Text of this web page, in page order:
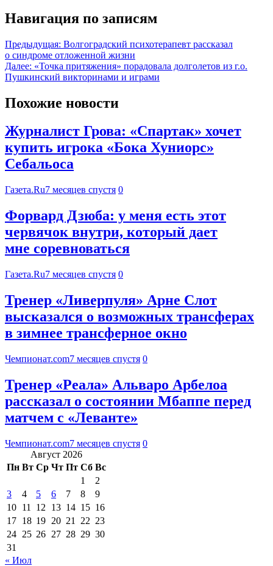
Навигация по записям
Предыдущая: Волгоградский психотерапевт рассказал
о синдроме отложенной жизни
Далее: «Точка притяжения» порадовала долголетов из г.о.
Пушкинский викторинами и играми
Похожие новости
Журналист Грова: «Спартак» хочет
купить игрока «Бока Хуниорс»
Себальоса
Газета.Ru7 месяцев спустя 0
Форвард Дзюба: у меня есть этот
червячок внутри, который дает
мне соревноваться
Газета.Ru7 месяцев спустя 0
Тренер «Ливерпуля» Арне Слот
высказался о возможных трансферах
в зимнее трансферное окно
Чемпионат.com7 месяцев спустя 0
Тренер «Реала» Альваро Арбелоа
рассказал о состоянии Мбаппе перед
матчем с «Леванте»
Чемпионат.com7 месяцев спустя 0
Август 2026
Пн Вт Ср Чт Пт Сб Вс
1
2
3
4 5 6 7 8
9
10 11 12 13 14 15 16
17 18 19 20 21 22 23
24 25 26 27 28 29 30
31
« Июл